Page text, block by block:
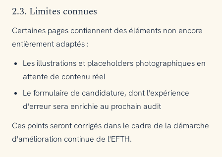
2.3. Limites connues
Certaines pages contiennent des éléments non encore
entièrement adaptés :
Les illustrations et placeholders photographiques en
attente de contenu réel
Le formulaire de candidature, dont l'expérience
d'erreur sera enrichie au prochain audit
Ces points seront corrigés dans le cadre de la démarche
d'amélioration continue de l'EFTH.